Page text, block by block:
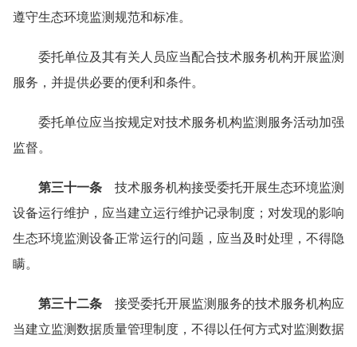
遵守生态环境监测规范和标准。
委托单位及其有关人员应当配合技术服务机构开展监测
服务，并提供必要的便利和条件。
委托单位应当按规定对技术服务机构监测服务活动加强
监督。
第三十一条 技术服务机构接受委托开展生态环境监测
设备运行维护，应当建立运行维护记录制度；对发现的影响
生态环境监测设备正常运行的问题，应当及时处理，不得隐
瞒。
第三十二条 接受委托开展监测服务的技术服务机构应
当建立监测数据质量管理制度，不得以任何方式对监测数据